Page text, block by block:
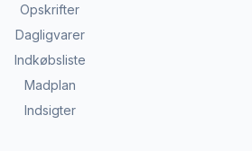
Opskrifter
Dagligvarer
Indkøbsliste
Madplan
Indsigter